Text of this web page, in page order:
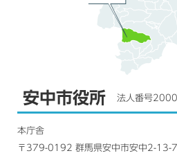
安中市役所 法人番号
本庁舎
〒379-0192 群馬県安中市安中2-13-7